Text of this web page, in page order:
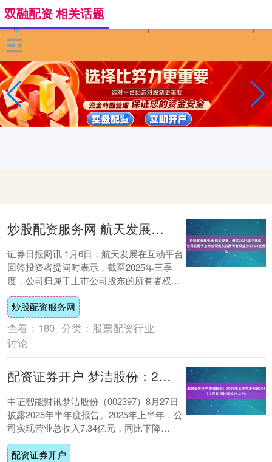
双融配资 相关话题
炒股配资服务网 航天发展：截至2025年三季度，公司归属于上市公司股东的所有者权益为47.01亿元
证券日报网讯 1月6日，航天发展在互动平台
回答投资者提问时表示，截至2025年三季
度，公司归属于上市公司股东的所有者权益
为47.01亿元。公司产品情况可参阅公司....
炒股配资服务网
查看： 180 分类： 股票配资行业
讨论
配资证券开户 梦洁股份：2025年上半年净利润2541.5万元 同比增长26.27%
中证智能财讯梦洁股份（002397）8月27日
披露2025年半年度报告。2025年上半年，公
司实现营业总收入7.34亿元，同比下降
14.83%；归母净利润254....
配资证券开户